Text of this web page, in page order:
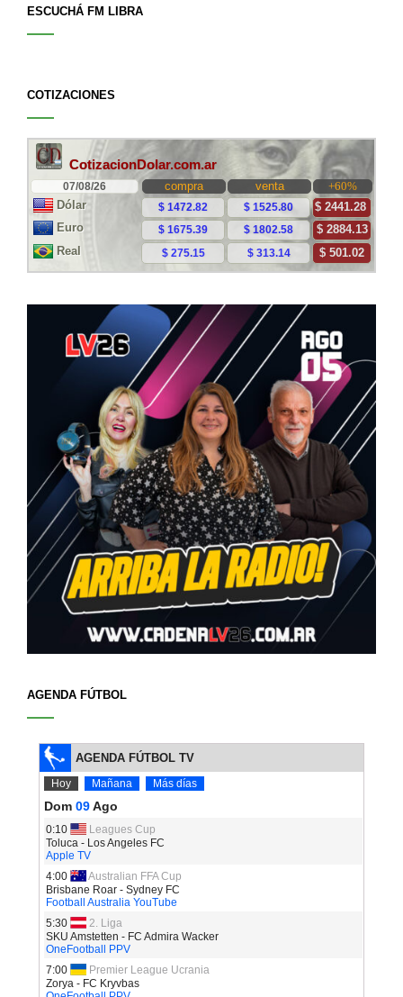
ESCUCHÁ FM LIBRA
COTIZACIONES
AGENDA FÚTBOL